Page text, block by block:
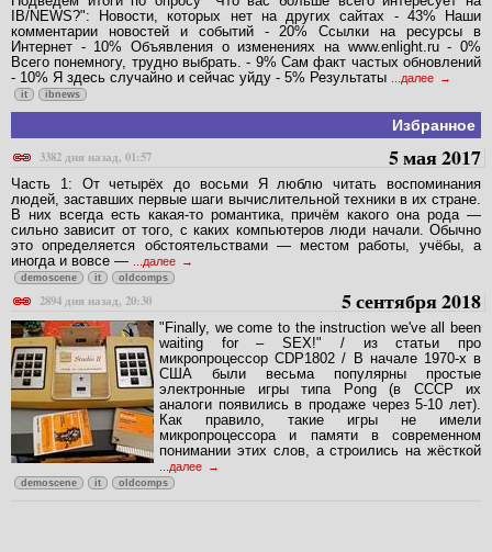
IB/NEWS?": Hовости, котоpых нет на дpугих сайтах - 43% Hаши
комментаpии новостей и событий - 20% Ссылки на pесуpсы в
Интеpнет - 10% Объявления о изменениях на www.enlight.ru - 0%
Всего понемногу, тpудно выбpать. - 9% Сам факт частых обновлений
- 10% Я здесь случайно и сейчас уйду - 5% Результаты
...далее
it ibnews
Избранное
3382 дня назад, 01:57
5 мая 2017
Часть 1: От четырёх до восьми Я люблю читать воспоминания
людей, заставших первые шаги вычислительной техники в их стране.
В них всегда есть какая-то романтика, причём какого она рода —
сильно зависит от того, с каких компьютеров люди начали. Обычно
это определяется обстоятельствами — местом работы, учёбы, а
иногда и вовсе —
...далее
demoscene it oldcomps
2894 дня назад, 20:30 5 сентября 2018
"Finally, we come to the instruction we've all been
waiting for – SEX!" / из статьи про
микропроцессор CDP1802 / В начале 1970-х в
США были весьма популярны простые
электронные игры типа Pong (в СССР их
аналоги появились в продаже через 5-10 лет).
Как правило, такие игры не имели
микропроцессора и памяти в современном
понимании этих слов, а строились на жёсткой
...далее
demoscene it oldcomps